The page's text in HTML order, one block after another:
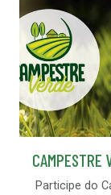
CAMPESTRE
Participe do